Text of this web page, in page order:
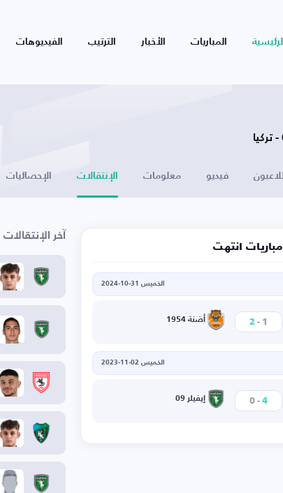
الرئيسية المباريات الأخبار الترتيب الفيديوهات
اللاعبون فيديو معلومات الإنتقالات الإحصائيات
مباريات انتهت
الخميس 31-10-2024
1
-
2 أضنة 1954
الخميس 02-11-2023
4
-
0 إيفيلر 09
آخر الإنتقالات